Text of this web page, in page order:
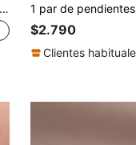
$2.790
Clientes